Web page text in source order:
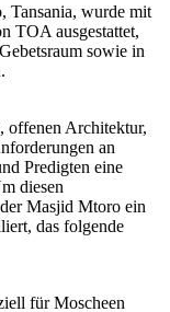
Tansania, wurde mit
TOA ausgestattet,
sowie in
offenen Architektur,
an
Predigten eine
diesen
Masjid Mtoro ein
das folgende
für Moscheen